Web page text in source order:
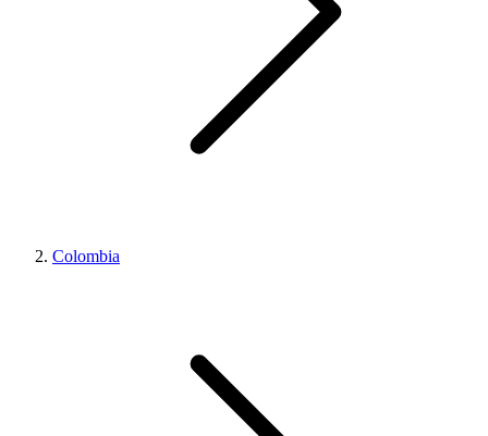
Colombia